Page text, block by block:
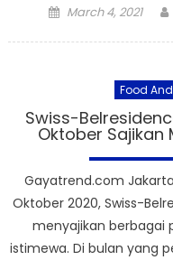
Posted
March 4, 2021
Food
Swiss-
Oktober Sajikan
Gayatrend.com
Oktober 2020, Swiss-
menyajikan berbagai
istimewa. Di bulan yang